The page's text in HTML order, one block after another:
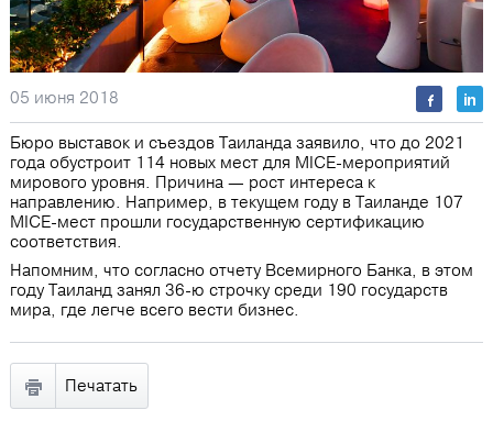
05 июня 2018
Бюро выставок и съездов Таиланда заявило, что до 2021
года обустроит 114 новых мест для MICE-мероприятий
мирового уровня. Причина — рост интереса к
направлению. Например, в текущем году в Таиланде 107
MICE-мест прошли государственную сертификацию
соответствия.
Напомним, что согласно отчету Всемирного Банка, в этом
году Таиланд занял 36-ю строчку среди 190 государств
мира, где легче всего вести бизнес.
Печатать